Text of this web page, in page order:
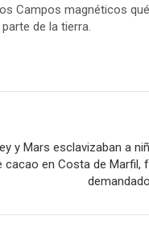
Campos magnéticos
de la tierra.
y Mars esclavizaban a
cacao en Costa de Marfil,